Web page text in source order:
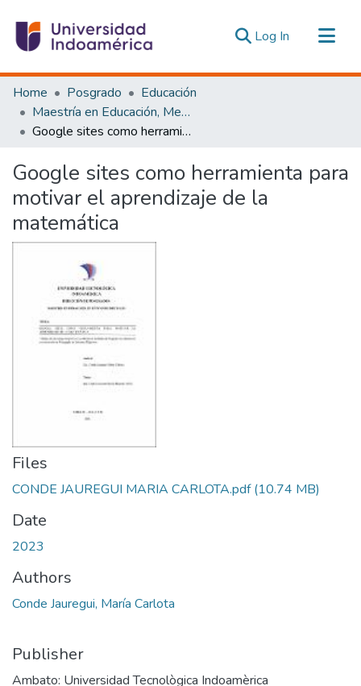
Log In (current)
Communities & Collections
All of DSpace
Statistics
Home Posgrado
Educación
Maestría en Educación, Mención Pedagogía en Entornos Digitales
Google sites como herramienta para motivar el aprendizaje de la matemática
Google sites como herramienta para
motivar el aprendizaje de la
matemática
Files
CONDE JAUREGUI MARIA CARLOTA.pdf(10.74 MB)
Date
2023
Authors
Conde Jauregui, María Carlota
Publisher
Ambato: Universidad Tecnològica Indoamèrica